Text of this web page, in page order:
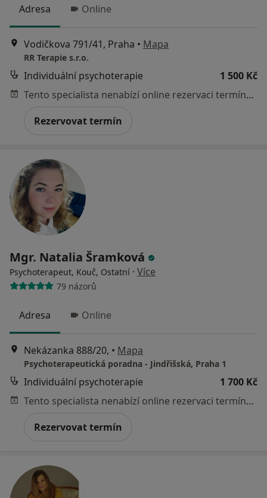
Adresa Online
Vodičkova 791/41, Praha • Mapa
RR Terapie s.r.o.
Individuální psychoterapie
1 500 Kč
Tento specialista nenabízí online rezervaci termínu na této adrese.
Rezervovat termín
Mgr. Natalia Šramková
Psychoterapeut, Kouč, Ostatní · Více
79 názorů
Adresa Online
Nekázanka 888/20, • Mapa
Psychoterapeutická poradna - Jindřišská, Praha 1
Individuální psychoterapie
1 700 Kč
Tento specialista nenabízí online rezervaci termínu na této adrese.
Rezervovat termín